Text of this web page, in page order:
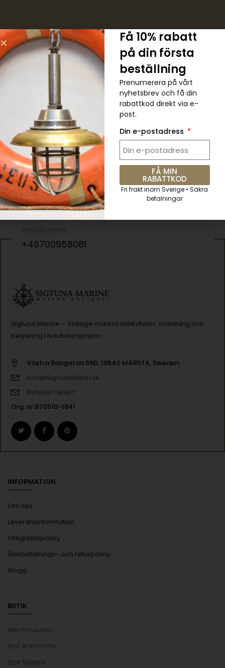
5 % RABATT. Kupongkod:
QKWCM2KC
Prenumerera på det veckovisa
nyhetsbrevet för alla senaste
uppdateringar
RING OSS GRATIS
+46700958081
Sigtuna Marine – Vintage marina antikviteter, inredning och
belysning | Nautiska lampor
Västra Bangatan 59D, 19540 MÄRSTA, Sweden.
info@SigtunaMarin.se
Behöver hjälp?
Org. nr 870510-1841
INFORMATION
Om oss
Leveransinformation
Integritetspolicy
Återbetalnings- och returpolicy
Blogg
BUTIK
Alla Produkter
Nya Ankomster
Stor Säljare
Få 10% rabatt
på din första
beställning
Prenumerera på vårt
nyhetsbrev och få din
rabattkod direkt via e-
post.
Din e-postadress
FÅ MIN
RABATTKOD
Fri frakt inom Sverige • Säkra
betalningar